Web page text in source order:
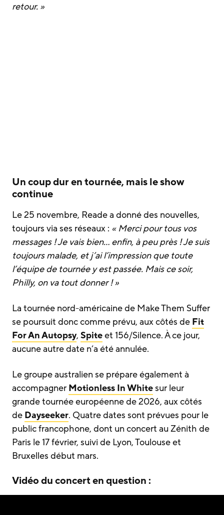
retour. »
Un coup dur en tournée, mais le show
continue
Le 25 novembre, Reade a donné des nouvelles,
toujours via ses réseaux : « Merci pour tous vos
messages ! Je vais bien… enfin, à peu près ! Je suis
toujours malade, et j’ai l’impression que toute
l’équipe de tournée y est passée. Mais ce soir,
Philly, on va tout donner ! »
La tournée nord-américaine de Make Them Suffer
se poursuit donc comme prévu, aux côtés de Fit
For An Autopsy, Spiteet 156/Silence. À ce jour,
aucune autre date n’a été annulée.
Le groupe australien se prépare également à
accompagner Motionless In Whitesur leur
grande tournée européenne de 2026, aux côtés
de Dayseeker. Quatre dates sont prévues pour le
public francophone, dont un concert au Zénith de
Paris le 17 février, suivi de Lyon, Toulouse et
Bruxelles début mars.
Vidéo du concert en question :